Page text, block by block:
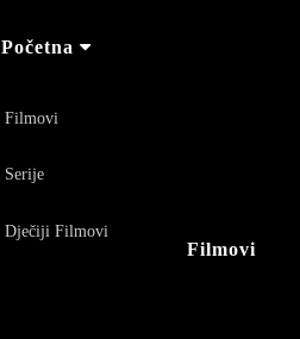
Početna
Filmovi
Serije
Dječiji Filmovi
Filmovi